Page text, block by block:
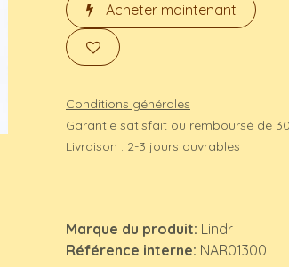
Acheter maintenant
Conditions générales
Garantie satisfait ou remboursé de
Livraison : 2-3 jours ouvrables
Marque du produit: Lindr
Référence interne: NAR01300